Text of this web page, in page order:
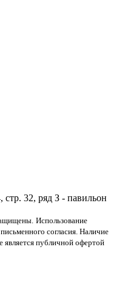
32, ряд З - павильон
Использование
согласия. Наличие
является публичной офертой